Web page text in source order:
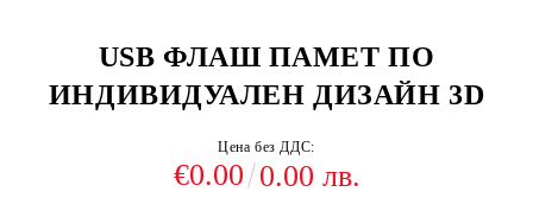
USB ФЛАШ ПАМЕТ ПО
ИНДИВИДУАЛЕН ДИЗАЙН 3D
Цена без ДДС:
€0.00 0.00 лв.